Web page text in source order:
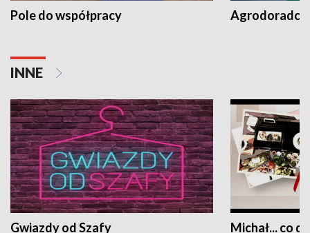
Pole do współpracy Agrodoradcy
INNE
Gwiazdy od Szafy Michał... co